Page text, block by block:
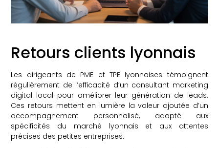
Retours clients lyonnais
Les dirigeants de PME et TPE lyonnaises témoignent
régulièrement de l’efficacité d’un consultant marketing
digital local pour améliorer leur génération de leads.
Ces retours mettent en lumière la valeur ajoutée d’un
accompagnement personnalisé, adapté aux
spécificités du marché lyonnais et aux attentes
précises des petites entreprises.